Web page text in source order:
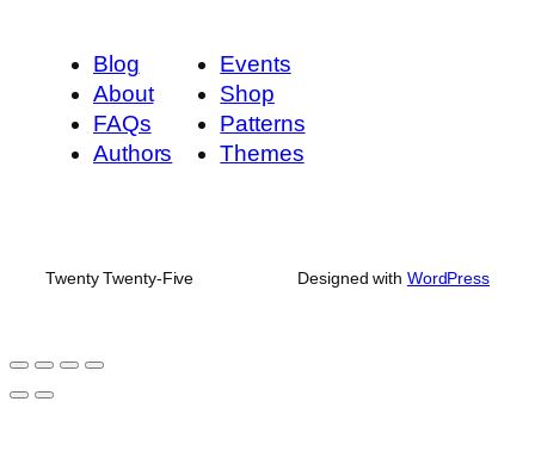
Blog
About
FAQs
Authors
Events
Shop
Patterns
Themes
Twenty Twenty-Five Designed with WordPress